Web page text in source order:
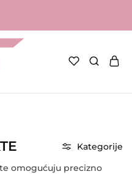
Kategorije
omogućuju precizno